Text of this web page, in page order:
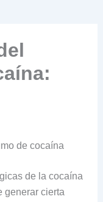
de cocaína
de la cocaína
generar cierta